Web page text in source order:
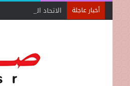
أخبار عاجلة الاتحاد النوعي